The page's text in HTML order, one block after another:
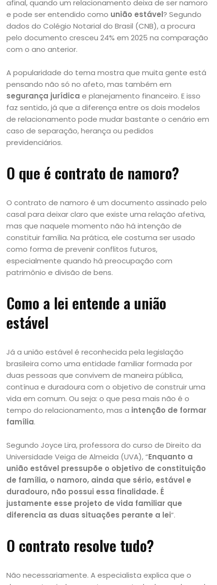
afinal, quando um relacionamento deixa de ser namoro
e pode ser entendido como união estável? Segundo
dados do Colégio Notarial do Brasil (CNB), a procura
pelo documento cresceu 24% em 2025 na comparação
com o ano anterior.
A popularidade do tema mostra que muita gente está
pensando não só no afeto, mas também em
segurança jurídica e planejamento financeiro. E isso
faz sentido, já que a diferença entre os dois modelos
de relacionamento pode mudar bastante o cenário em
caso de separação, herança ou pedidos
previdenciários.
O que é contrato de namoro?
O contrato de namoro é um documento assinado pelo
casal para deixar claro que existe uma relação afetiva,
mas que naquele momento não há intenção de
constituir família. Na prática, ele costuma ser usado
como forma de prevenir conflitos futuros,
especialmente quando há preocupação com
patrimônio e divisão de bens.
Como a lei entende a união
estável
Já a união estável é reconhecida pela legislação
brasileira como uma entidade familiar formada por
duas pessoas que convivem de maneira pública,
contínua e duradoura com o objetivo de construir uma
vida em comum. Ou seja: o que pesa mais não é o
tempo do relacionamento, mas a intenção de formar
família.
Segundo Joyce Lira, professora do curso de Direito da
Universidade Veiga de Almeida (UVA), “Enquanto a
união estável pressupõe o objetivo de constituição
de família, o namoro, ainda que sério, estável e
duradouro, não possui essa finalidade. É
justamente esse projeto de vida familiar que
diferencia as duas situações perante a lei”.
O contrato resolve tudo?
Não necessariamente. A especialista explica que o